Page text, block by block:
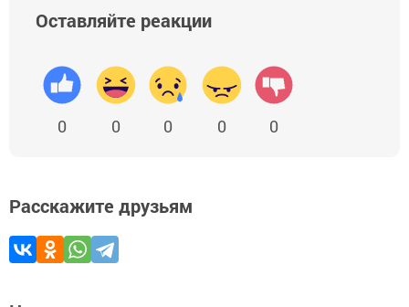
Оставляйте реакции
0 0 0 0 0
Расскажите друзьям